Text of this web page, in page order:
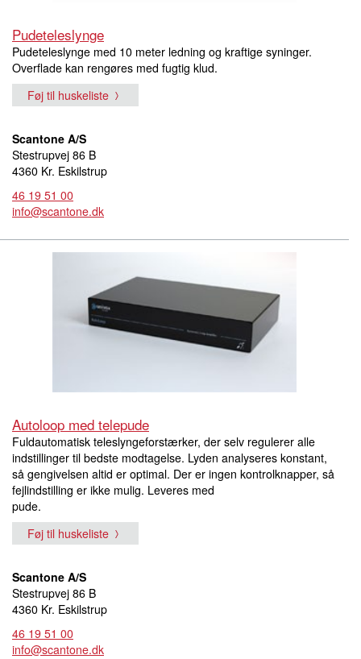
Pudeteleslynge
Pudeteleslynge med 10 meter ledning og kraftige syninger.
Overflade kan rengøres med fugtig klud.
Føj til huskeliste
Scantone A/S
Stestrupvej 86 B
4360 Kr. Eskilstrup
46 19 51 00
info@scantone.dk
Autoloop med telepude
Fuldautomatisk teleslyngeforstærker, der selv regulerer alle
indstillinger til bedste modtagelse. Lyden analyseres konstant,
så gengivelsen altid er optimal. Der er ingen kontrolknapper, så
fejlindstilling er ikke mulig. Leveres med
pude.
Føj til huskeliste
Scantone A/S
Stestrupvej 86 B
4360 Kr. Eskilstrup
46 19 51 00
info@scantone.dk